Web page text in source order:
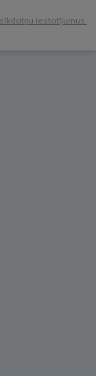
iestatījumus.